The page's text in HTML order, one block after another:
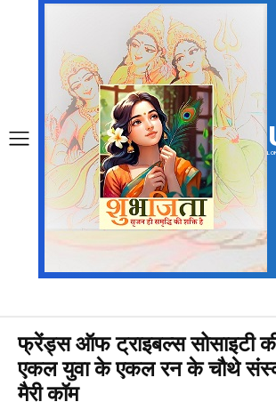
फ्रेंड्स ऑफ ट्राइबल्स सोसाइटी
एकल युवा के एकल रन के चौथे
मैरी कॉम